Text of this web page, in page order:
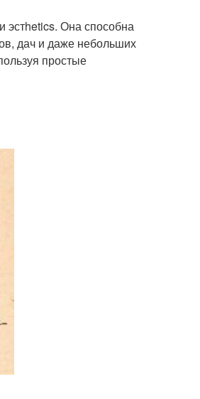
эстhetics. Она способна
дач и даже небольших
простые